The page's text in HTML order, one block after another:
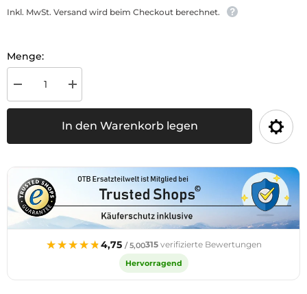
Inkl. MwSt. Versand wird beim Checkout berechnet.
Menge:
für
Lindner
22A
verringern
Menge
für
Lindner
BF
16N,
22A
erhöhen
In den Warenkorb legen
★★★★★
★★★★★4,75 / 5,00315verifizierte Bewertungen
Hervorragend